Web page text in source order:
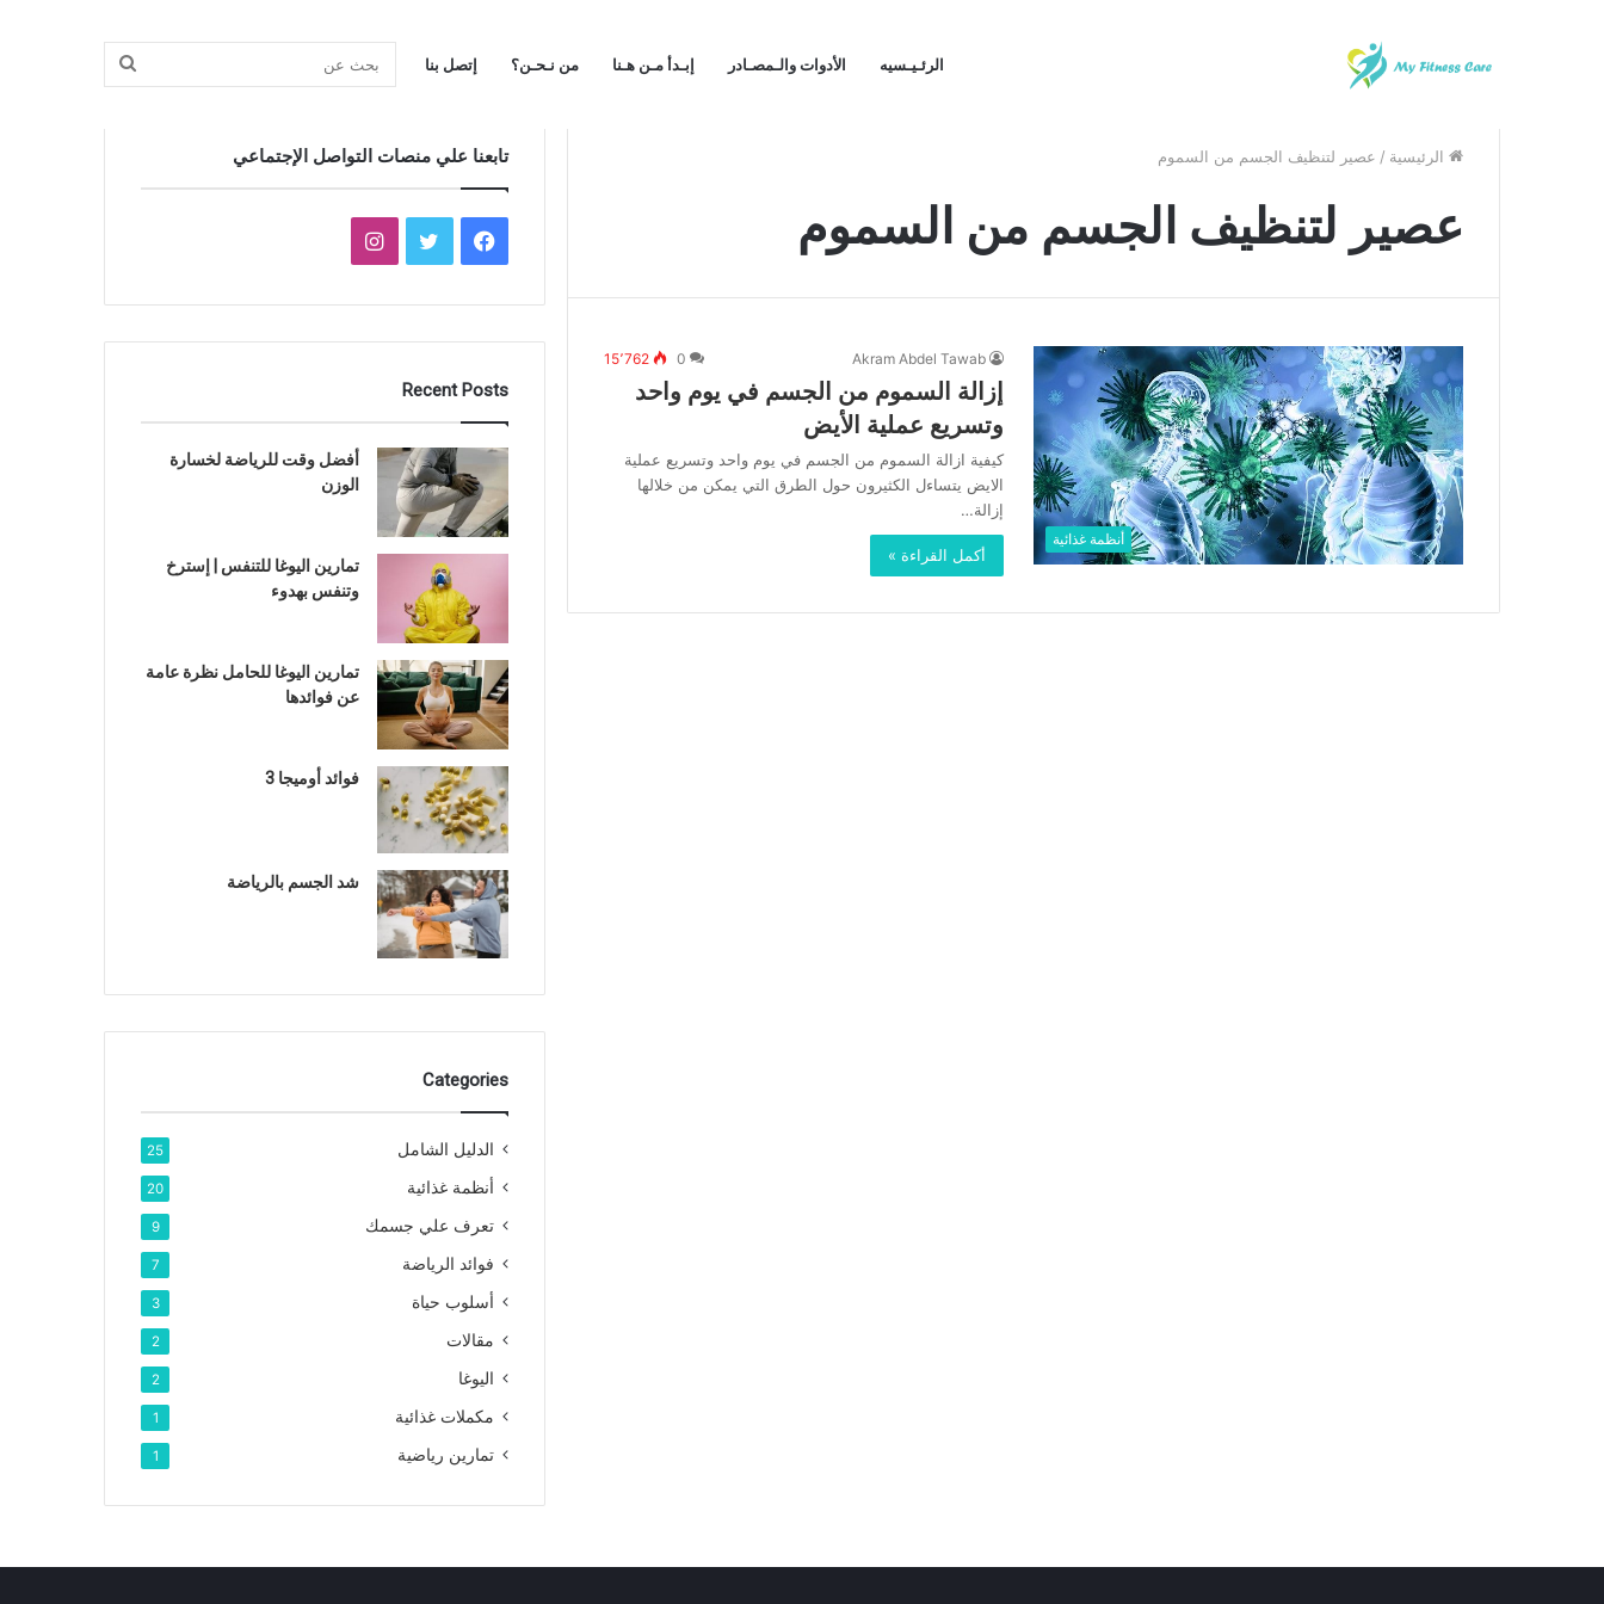
الرئـيـسيه الأدوات والـمصـادر إبـدأ مـن هـنا من نـحـن؟ إتصل بنا بحث
الرئيسية / عصير لتنظيف الجسم من السموم
عصير لتنظيف الجسم من السموم
أنظمة غذائية
Akram Abdel Tawab
0 15٬762
إزالة السموم من الجسم في يوم واحد
وتسريع عملية الأيض
كيفية ازالة السموم من الجسم في يوم واحد وتسريع عملية
الايض يتساءل الكثيرون حول الطرق التي يمكن من خلالها
إزالة…
أكمل القراءة »
تابعنا علي منصات التواصل الإجتماعي
فيسبوكتويتر انستقرام
Recent Posts
أفضل وقت للرياضة لخسارة
الوزن
تمارين اليوغا للتنفس | إسترخ
وتنفس بهدوء
تمارين اليوغا للحامل نظرة عامة
عن فوائدها
فوائد أوميجا 3
شد الجسم بالرياضة
Categories
الدليل الشامل 25
أنظمة غذائية 20
تعرف علي جسمك 9
فوائد الرياضة 7
أسلوب حياة 3
مقالات 2
اليوغا 2
مكملات غذائية 1
تمارين رياضية 1